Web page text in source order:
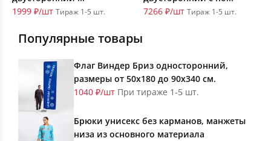
1999 ₽/шт Тираж 1-5 шт.
7266 ₽/шт Тираж 1-5 шт.
Популярные товары
Флаг Виндер Бриз односторонний,
размеры от 50х180 до 90х340 см.
1040 ₽/шт При тираже 1-5 шт.
Брюки унисекс без карманов, манжеты
низа из основного материала